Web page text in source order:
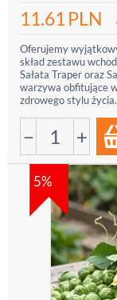
11.61 PLN
Oferujemy
skład zestawu
Sałata Traper oraz
warzywa obfitujące
zdrowego stylu
− +
5%